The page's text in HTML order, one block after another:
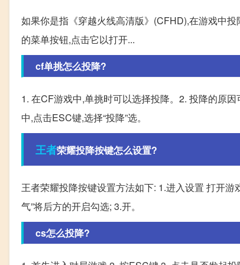
如果你是指《穿越火线高清版》(CFHD),在游戏中
的菜单按钮,点击它以打开...
cf单挑怎么投降?
1. 在CF游戏中,单挑时可以选择投降。2. 投降的原
中,点击ESC键,选择“投降”选。
王者荣耀投降按键怎么设置?
王者荣耀投降按键设置方法如下: 1.进入设置 打开
气”将后方的开启勾选; 3.开。
cs怎么投降?